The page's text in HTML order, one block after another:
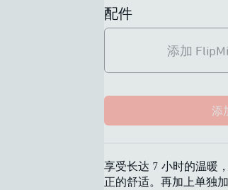
配件
添加
添
享受长达 7 小时的温暖
正的舒适。再加上单独